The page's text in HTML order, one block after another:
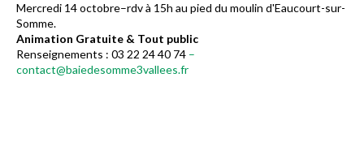
Mercredi 14 octobre–rdv à 15h au pied du moulin d'Eaucourt-sur-
Somme.
Animation Gratuite & Tout public
Renseignements : 03 22 24 40 74 –
contact@baiedesomme3vallees.fr